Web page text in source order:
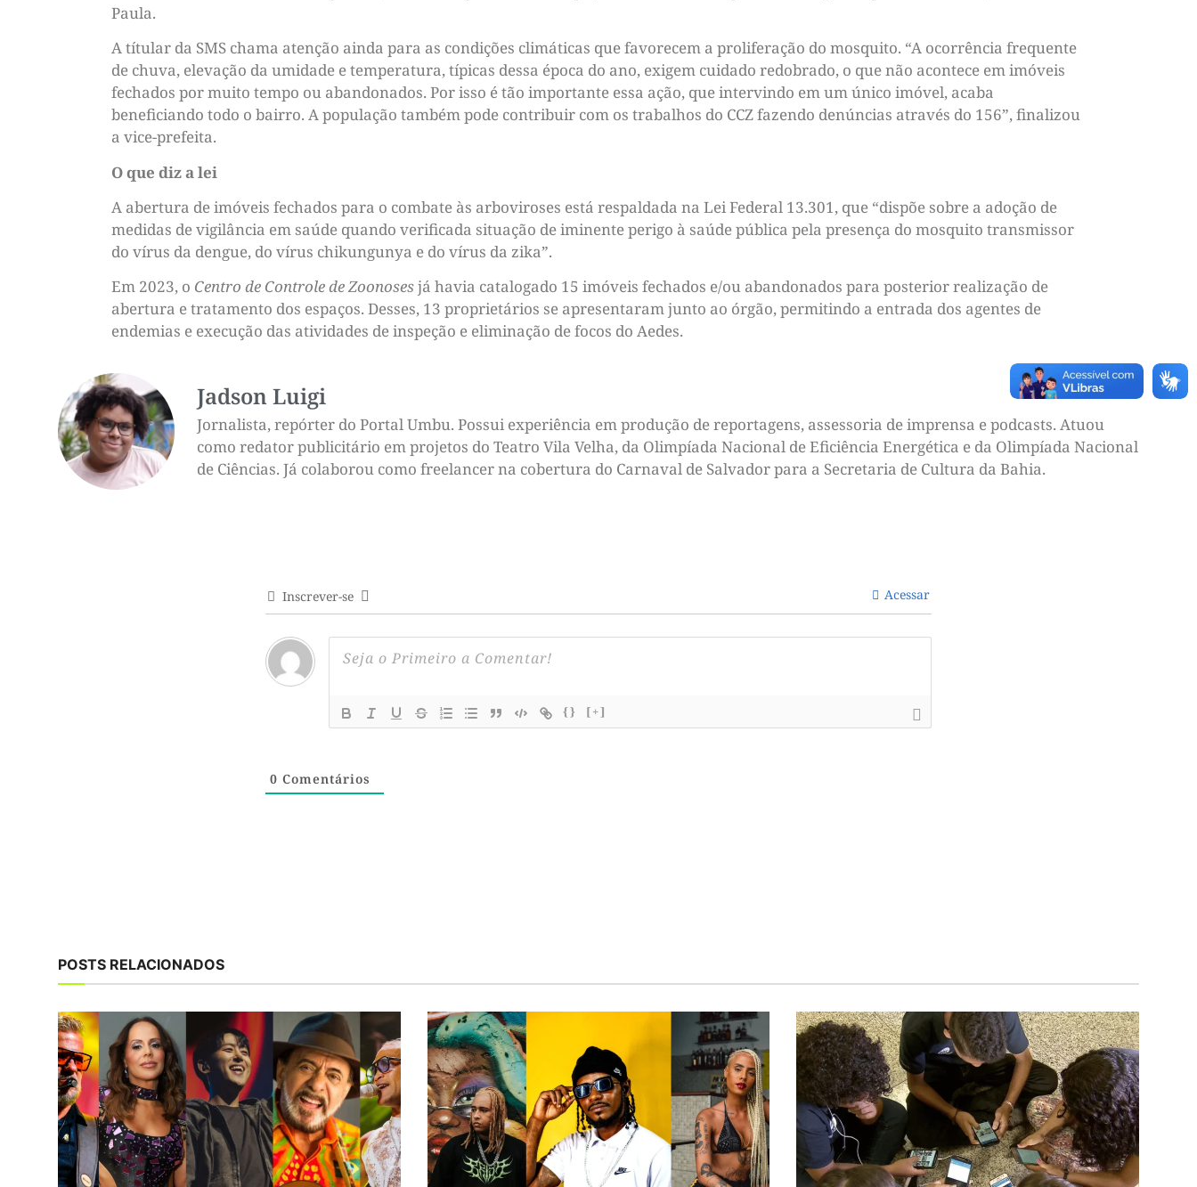
Paula.
A títular da SMS chama atenção ainda para as condições climáticas que favorecem a proliferação do mosquito. “A ocorrência frequente
de chuva, elevação da umidade e temperatura, típicas dessa época do ano, exigem cuidado redobrado, o que não acontece em imóveis
fechados por muito tempo ou abandonados. Por isso é tão importante essa ação, que intervindo em um único imóvel, acaba
beneficiando todo o bairro. A população também pode contribuir com os trabalhos do CCZ fazendo denúncias através do 156”, finalizou
a vice-prefeita.
O que diz a lei
A abertura de imóveis fechados para o combate às arboviroses está respaldada na Lei Federal 13.301, que “dispõe sobre a adoção de
medidas de vigilância em saúde quando verificada situação de iminente perigo à saúde pública pela presença do mosquito transmissor
do vírus da dengue, do vírus chikungunya e do vírus da zika”.
Em 2023, o Centro de Controle de Zoonosesjá havia catalogado 15 imóveis fechados e/ou abandonados para posterior realização de
abertura e tratamento dos espaços. Desses, 13 proprietários se apresentaram junto ao órgão, permitindo a entrada dos agentes de
endemias e execução das atividades de inspeção e eliminação de focos do Aedes.
Jadson Luigi
Jornalista, repórter do Portal Umbu. Possui experiência em produção de reportagens, assessoria de imprensa e podcasts. Atuou
como redator publicitário em projetos do Teatro Vila Velha, da Olimpíada Nacional de Eficiência Energética e da Olimpíada Nacional
de Ciências. Já colaborou como freelancer na cobertura do Carnaval de Salvador para a Secretaria de Cultura da Bahia.
Inscrever-se Acessar
{} [+]
0 Comentários
POSTS RELACIONADOS